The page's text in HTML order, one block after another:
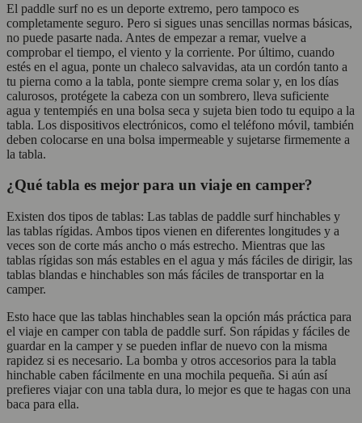
El paddle surf no es un deporte extremo, pero tampoco es
completamente seguro. Pero si sigues unas sencillas normas básicas,
no puede pasarte nada. Antes de empezar a remar, vuelve a
comprobar el tiempo, el viento y la corriente. Por último, cuando
estés en el agua, ponte un chaleco salvavidas, ata un cordón tanto a
tu pierna como a la tabla, ponte siempre crema solar y, en los días
calurosos, protégete la cabeza con un sombrero, lleva suficiente
agua y tentempiés en una bolsa seca y sujeta bien todo tu equipo a la
tabla. Los dispositivos electrónicos, como el teléfono móvil, también
deben colocarse en una bolsa impermeable y sujetarse firmemente a
la tabla.
¿Qué tabla es mejor para un viaje en camper?
Existen dos tipos de tablas: Las tablas de paddle surf hinchables y
las tablas rígidas. Ambos tipos vienen en diferentes longitudes y a
veces son de corte más ancho o más estrecho. Mientras que las
tablas rígidas son más estables en el agua y más fáciles de dirigir, las
tablas blandas e hinchables son más fáciles de transportar en la
camper.
Esto hace que las tablas hinchables sean la opción más práctica para
el viaje en camper con tabla de paddle surf. Son rápidas y fáciles de
guardar en la camper y se pueden inflar de nuevo con la misma
rapidez si es necesario. La bomba y otros accesorios para la tabla
hinchable caben fácilmente en una mochila pequeña. Si aún así
prefieres viajar con una tabla dura, lo mejor es que te hagas con una
baca para ella.